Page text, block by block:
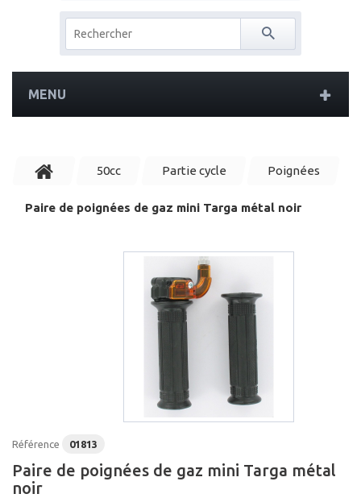
MENU
50cc Partie cycle Poignées
Paire de poignées de gaz mini Targa métal noir
Référence 01813
Paire de poignées de gaz mini Targa métal
noir